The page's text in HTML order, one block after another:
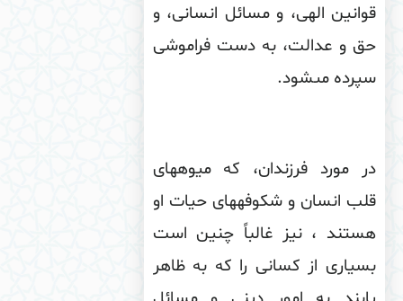
الهى، و مسائل انسانى، و
و عدالت، به دست فراموشى
مى‏شود.
مورد فرزندان، كه میوه‏هاى
انسان و شكوفه‏هاى حیات او
، نیز غالباً چنین است
از كسانى را كه به ظاهر